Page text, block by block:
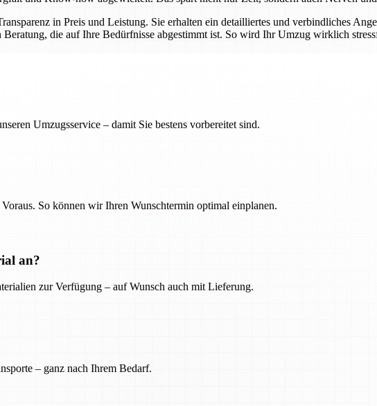
in Preis und Leistung. Sie erhalten ein detailliertes und verbindliches
die auf Ihre Bedürfnisse abgestimmt ist. So wird Ihr Umzug wirklich
Umzugsservice – damit Sie bestens vorbereitet sind.
So können wir Ihren Wunschtermin optimal einplanen.
an?
zur Verfügung – auf Wunsch auch mit Lieferung.
– ganz nach Ihrem Bedarf.